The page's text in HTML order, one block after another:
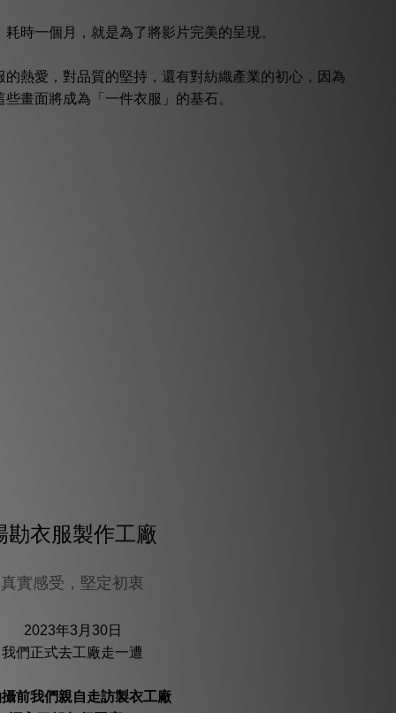
時一個月，就是為了將影片完美的呈現。
熱愛，對品質的堅持，還有對紡織產業的初心，因為
畫面將成為「一件衣服」的基石。
勘衣服製作工廠
真實感受，堅定初衷
2023年3月30日
我們正式去工廠走一遭
前我們親自走訪製衣工廠